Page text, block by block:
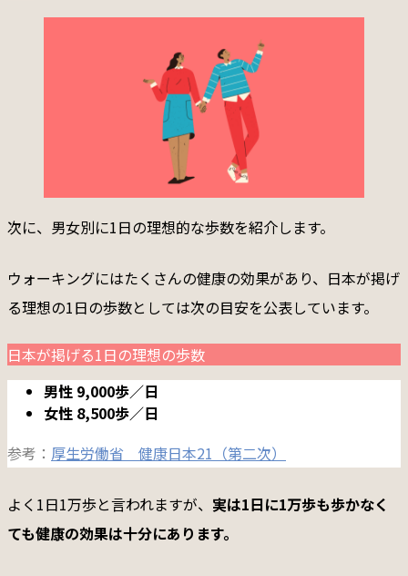
次に、男女別に1日の理想的な歩数を紹介します。
ウォーキングにはたくさんの健康の効果があり、日本が掲げ
る理想の1日の歩数としては次の目安を公表しています。
日本が掲げる1日の理想の歩数
男性 9,000歩／日
女性 8,500歩／日
参考： 厚生労働省 健康日本21（第二次）
よく1日1万歩と言われますが、 実は1日に1万歩も歩かなく
ても健康の効果は十分にあります。